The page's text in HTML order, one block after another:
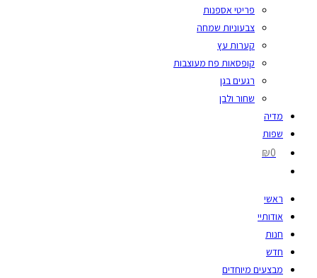
פריטי אספנות
צבעוניות שמחה
קערות עץ
קופסאות פח מעוצבות
רגעים בגן
שחור ולבן
מדיה
שפות
₪0
ראשי
אודותיי
חנות
חדש
מבצעים מיוחדים